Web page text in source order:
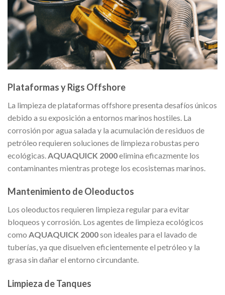
Plataformas y Rigs Offshore
La limpieza de plataformas offshore presenta desafíos únicos
debido a su exposición a entornos marinos hostiles. La
corrosión por agua salada y la acumulación de residuos de
petróleo requieren soluciones de limpieza robustas pero
ecológicas. AQUAQUICK 2000elimina eficazmente los
contaminantes mientras protege los ecosistemas marinos.
Mantenimiento de Oleoductos
Los oleoductos requieren limpieza regular para evitar
bloqueos y corrosión. Los agentes de limpieza ecológicos
como AQUAQUICK 2000son ideales para el lavado de
tuberías, ya que disuelven eficientemente el petróleo y la
grasa sin dañar el entorno circundante.
Limpieza de Tanques